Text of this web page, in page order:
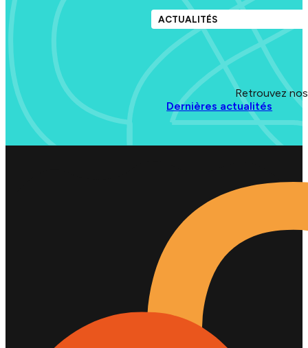
ACTUALITÉS
Retrouvez
Dernières actualités